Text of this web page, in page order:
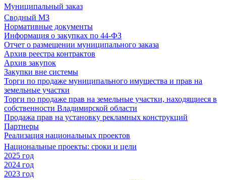
Муниципальный заказ
Сводный МЗ
Нормативные документы
Информация о закупках по 44-ФЗ
Отчет о размещении муниципального заказа
Архив реестра контрактов
Архив закупок
Закупки вне системы
Торги по продаже муниципального имущества и прав на
земельные участки
Торги по продаже прав на земельные участки, находящиеся в
собственности Владимирской области
Продажа прав на установку рекламных конструкций
Партнеры
Реализация национальных проектов
Национальные проекты: сроки и цели
2025 год
2024 год
2023 год